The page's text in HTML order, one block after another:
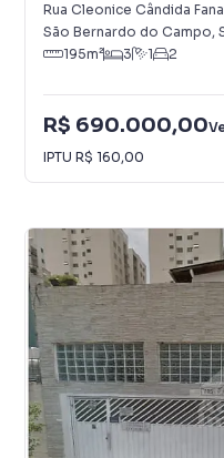
Rua Cleonice Cândida
São Bernardo do Campo,
195m² 3 1 2
R$ 690.000,00
IPTU R$ 160,00